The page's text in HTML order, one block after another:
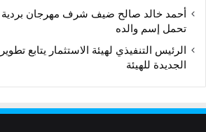
أحمد خالد صالح ضيف شرف مهرجان بردية
تحمل إسم والده
الرئيس التنفيذي لهيئة الاستثمار يتابع تطوير
الجديدة للهيئة